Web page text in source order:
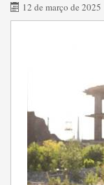
12 de março de 2025